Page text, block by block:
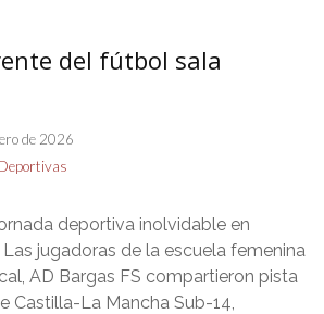
del fútbol sala
de 2026
deportiva inolvidable en
jugadoras de la escuela femenina
AD Bargas FS compartieron pista
Castilla-La Mancha Sub-14,